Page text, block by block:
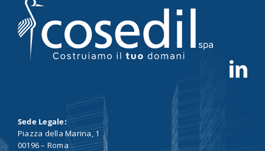
Sede Legale:
Piazza della Marina, 1
00196 – Roma